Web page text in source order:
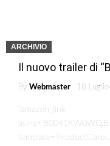
ARCHIVIO
Il nuovo trailer di
By Webmaster 18
[amazon_link